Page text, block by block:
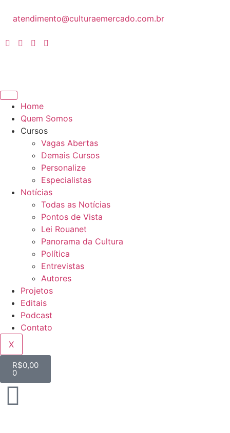
atendimento@culturaemercado.com.br
Home
Quem Somos
Cursos
Vagas Abertas
Demais Cursos
Personalize
Especialistas
Notícias
Todas as Notícias
Pontos de Vista
Lei Rouanet
Panorama da Cultura
Política
Entrevistas
Autores
Projetos
Editais
Podcast
Contato
X
R$0,00
0